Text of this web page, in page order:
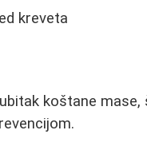
kreveta
koštane